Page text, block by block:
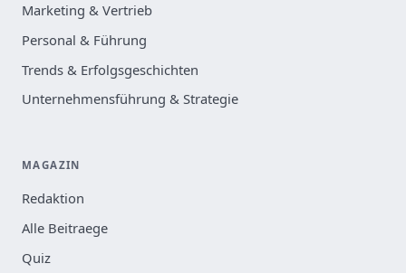
Marketing & Vertrieb
Personal & Führung
Trends & Erfolgsgeschichten
Unternehmensführung & Strategie
MAGAZIN
Redaktion
Alle Beitraege
Quiz